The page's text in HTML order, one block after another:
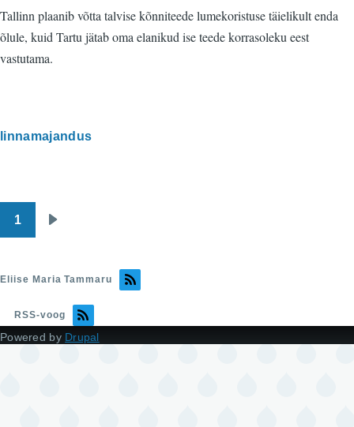
Tallinn plaanib võtta talvise kõnniteede lumekoristuse täielikult enda
õlule, kuid Tartu jätab oma elanikud ise teede korrasoleku eest
vastutama.
linnamajandus
Pagination
1
Eliise Maria Tammaru
RSS-voog
Powered by Drupal